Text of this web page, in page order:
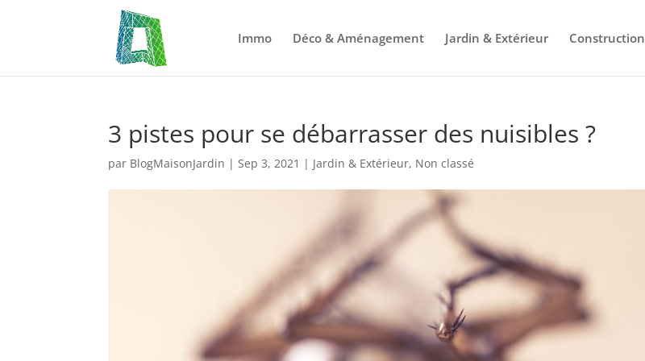
Immo Déco & Aménagement Jardin & Extérieur Construction
3 pistes pour se débarrasser des nuisibles ?
par BlogMaisonJardin |Sep 3, 2021 | Jardin & Extérieur, Non classé